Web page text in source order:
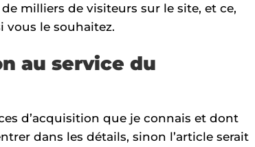
milliers de visiteurs sur le site, et ce,
vous le souhaitez.
au service du
d’acquisition que je connais et dont
dans les détails, sinon l’article serait